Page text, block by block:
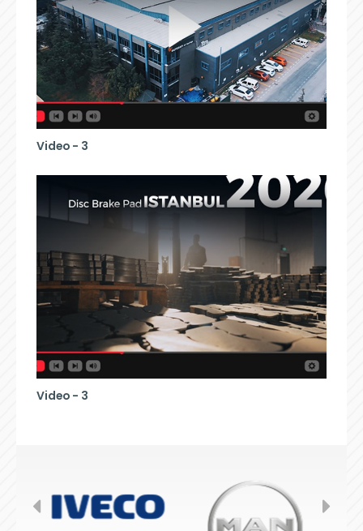
Video - 3
Video - 3